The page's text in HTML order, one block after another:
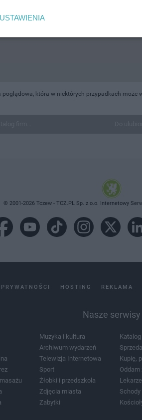
poglądowa, która w niektórych przypadkach może
© 2001-2026 Tczew - TCZ.PL Sp. z o.o. Internetowy
HOSTING REKLAMA
Nasze serwisy
Muzyka i kultura
Archiwum wydarzeń
Telewizja Internetowa
Sport
Żłobki i przedszkola
Zdjęcia miasta
Zabytki
Kupię,
Oddam
Schody
USTAWIENIA